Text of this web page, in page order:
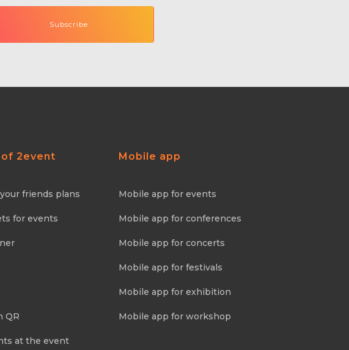
2event
friends plans
for events
QR
at the event
Mobile app
Mobile app for events
Mobile app for conferences
Mobile app for concerts
Mobile app for festivals
Mobile app for exhibition
Mobile app for workshop